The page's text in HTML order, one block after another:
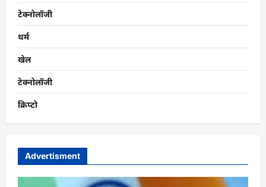
टेक्नोलॉजी
धर्म
खेल
टेक्नोलॉजी
क्रिप्टो
Advertisment